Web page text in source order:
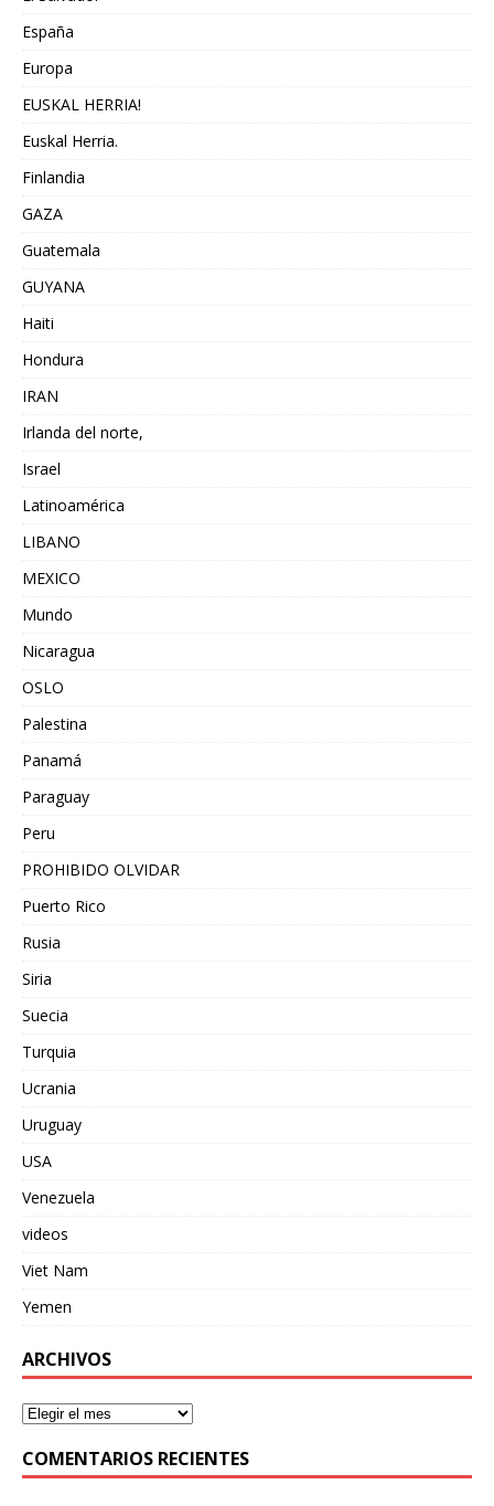
España
Europa
EUSKAL HERRIA!
Euskal Herria.
Finlandia
GAZA
Guatemala
GUYANA
Haiti
Hondura
IRAN
Irlanda del norte,
Israel
Latinoamérica
LIBANO
MEXICO
Mundo
Nicaragua
OSLO
Palestina
Panamá
Paraguay
Peru
PROHIBIDO OLVIDAR
Puerto Rico
Rusia
Siria
Suecia
Turquia
Ucrania
Uruguay
USA
Venezuela
videos
Viet Nam
Yemen
ARCHIVOS
COMENTARIOS RECIENTES